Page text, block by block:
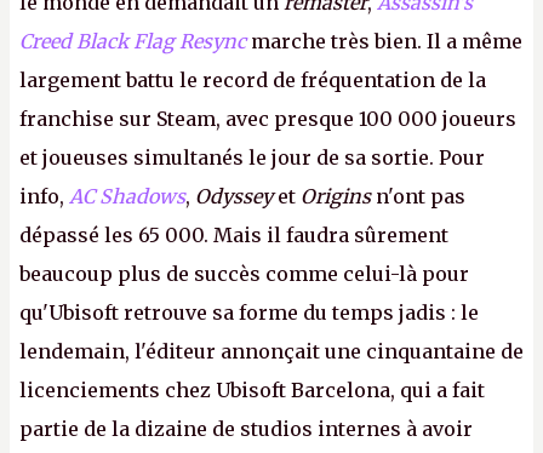
Creed Black Flag Resyncmarche très bien. Il a même
largement battu le record de fréquentation de la
franchise sur Steam, avec presque 100 000 joueurs
et joueuses simultanés le jour de sa sortie. Pour
info, AC Shadows, Odysseyet Originsn'ont pas
dépassé les 65 000. Mais il faudra sûrement
beaucoup plus de succès comme celui-là pour
qu'Ubisoft retrouve sa forme du temps jadis : le
lendemain, l'éditeur annonçait une cinquantaine de
licenciements chez Ubisoft Barcelona, qui a fait
partie de la dizaine de studios internes à avoir